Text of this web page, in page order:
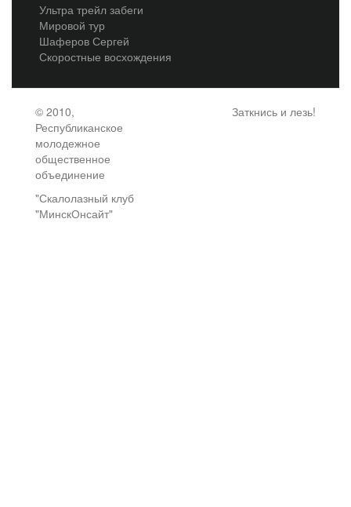
Ультра трейл забеги
Мировой тур
Шаферов Сергей
Скоростные восхождения
© 2010,
Республиканское
молодежное
общественное
объединение
"Скалолазный клуб
"МинскОнсайт"
Заткнись и лезь!